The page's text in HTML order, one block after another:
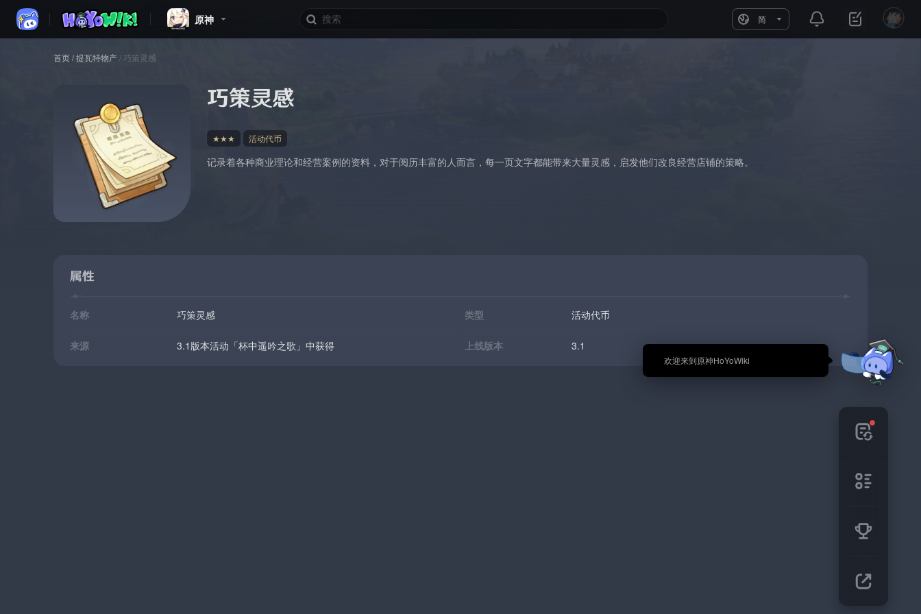
原神 简
🎉 欢迎来到原神HoYoWiki
首页/提瓦特物产/巧策灵感
巧策灵感
★★★ 活动代币
记录着各种商业理论和经营案例的资料，对于阅历丰富的人而言，每一页文字都能带来大量灵感，启发他们改良经营店铺的策略。
属性
名称 巧策灵感 类型 活动代币
来源 3.1版本活动「杯中遥吟之歌」中获得 上线版本 3.1